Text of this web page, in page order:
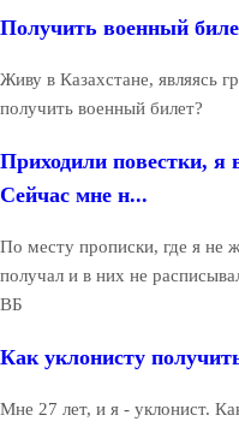
Получить военный
Живу в Казахстане, являясь
получить военный билет?
Приходили повестки, я
Сейчас мне н...
По месту прописки, где я не
получал и в них не
ВБ
Как уклонисту
Мне 27 лет, и я - уклонист.